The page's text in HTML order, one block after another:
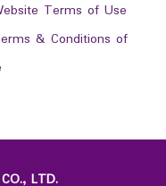
Terms of Use
& Conditions of
LTD.